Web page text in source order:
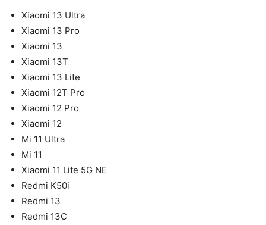
Xiaomi 13 Ultra
Xiaomi 13 Pro
Xiaomi 13
Xiaomi 13T
Xiaomi 13 Lite
Xiaomi 12T Pro
Xiaomi 12 Pro
Xiaomi 12
Mi 11 Ultra
Mi 11
Xiaomi 11 Lite 5G NE
Redmi K50i
Redmi 13
Redmi 13C